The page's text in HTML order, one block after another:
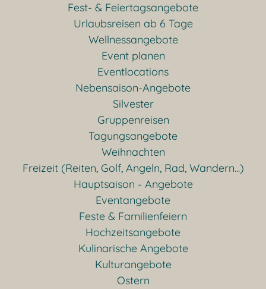
Fest- & Feiertagsangebote
Urlaubsreisen ab 6 Tage
Wellnessangebote
Event planen
Eventlocations
Nebensaison-Angebote
Silvester
Gruppenreisen
Tagungsangebote
Weihnachten
Freizeit (Reiten, Golf, Angeln, Rad, Wandern...)
Hauptsaison - Angebote
Eventangebote
Feste & Familienfeiern
Hochzeitsangebote
Kulinarische Angebote
Kulturangebote
Ostern